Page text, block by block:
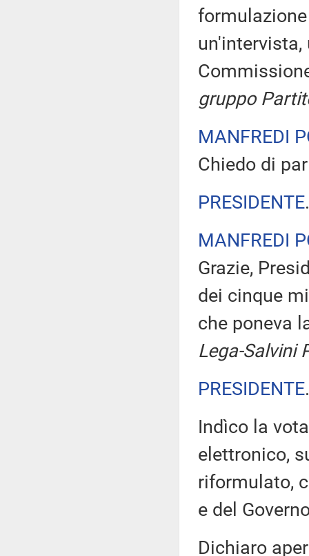
un'intervista,
gruppo
MANFREDI
Chiedo di
PRESIDENTE
MANFREDI
Grazie,
dei cinque
che poneva
Lega-Salvini
PRESIDENTE
Indìco la
elettronico,
riformulato,
e del
Dichiaro